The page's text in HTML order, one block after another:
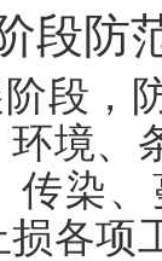
段防
段，
环境、
传染
各项